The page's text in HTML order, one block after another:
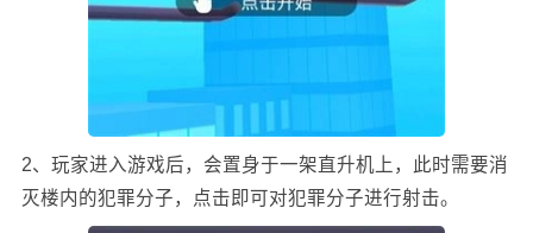
2、玩家进入游戏后，会置身于一架直升机上，此时需要消
灭楼内的犯罪分子，点击即可对犯罪分子进行射击。